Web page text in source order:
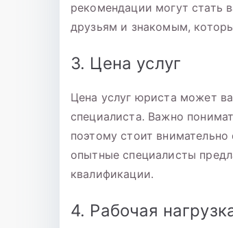
рекомендации могут стать
друзьям и знакомым,
3. Цена услуг
Цена услуг юриста может
специалиста. Важно
поэтому стоит
опытные специалисты
квалификации.
4. Рабочая